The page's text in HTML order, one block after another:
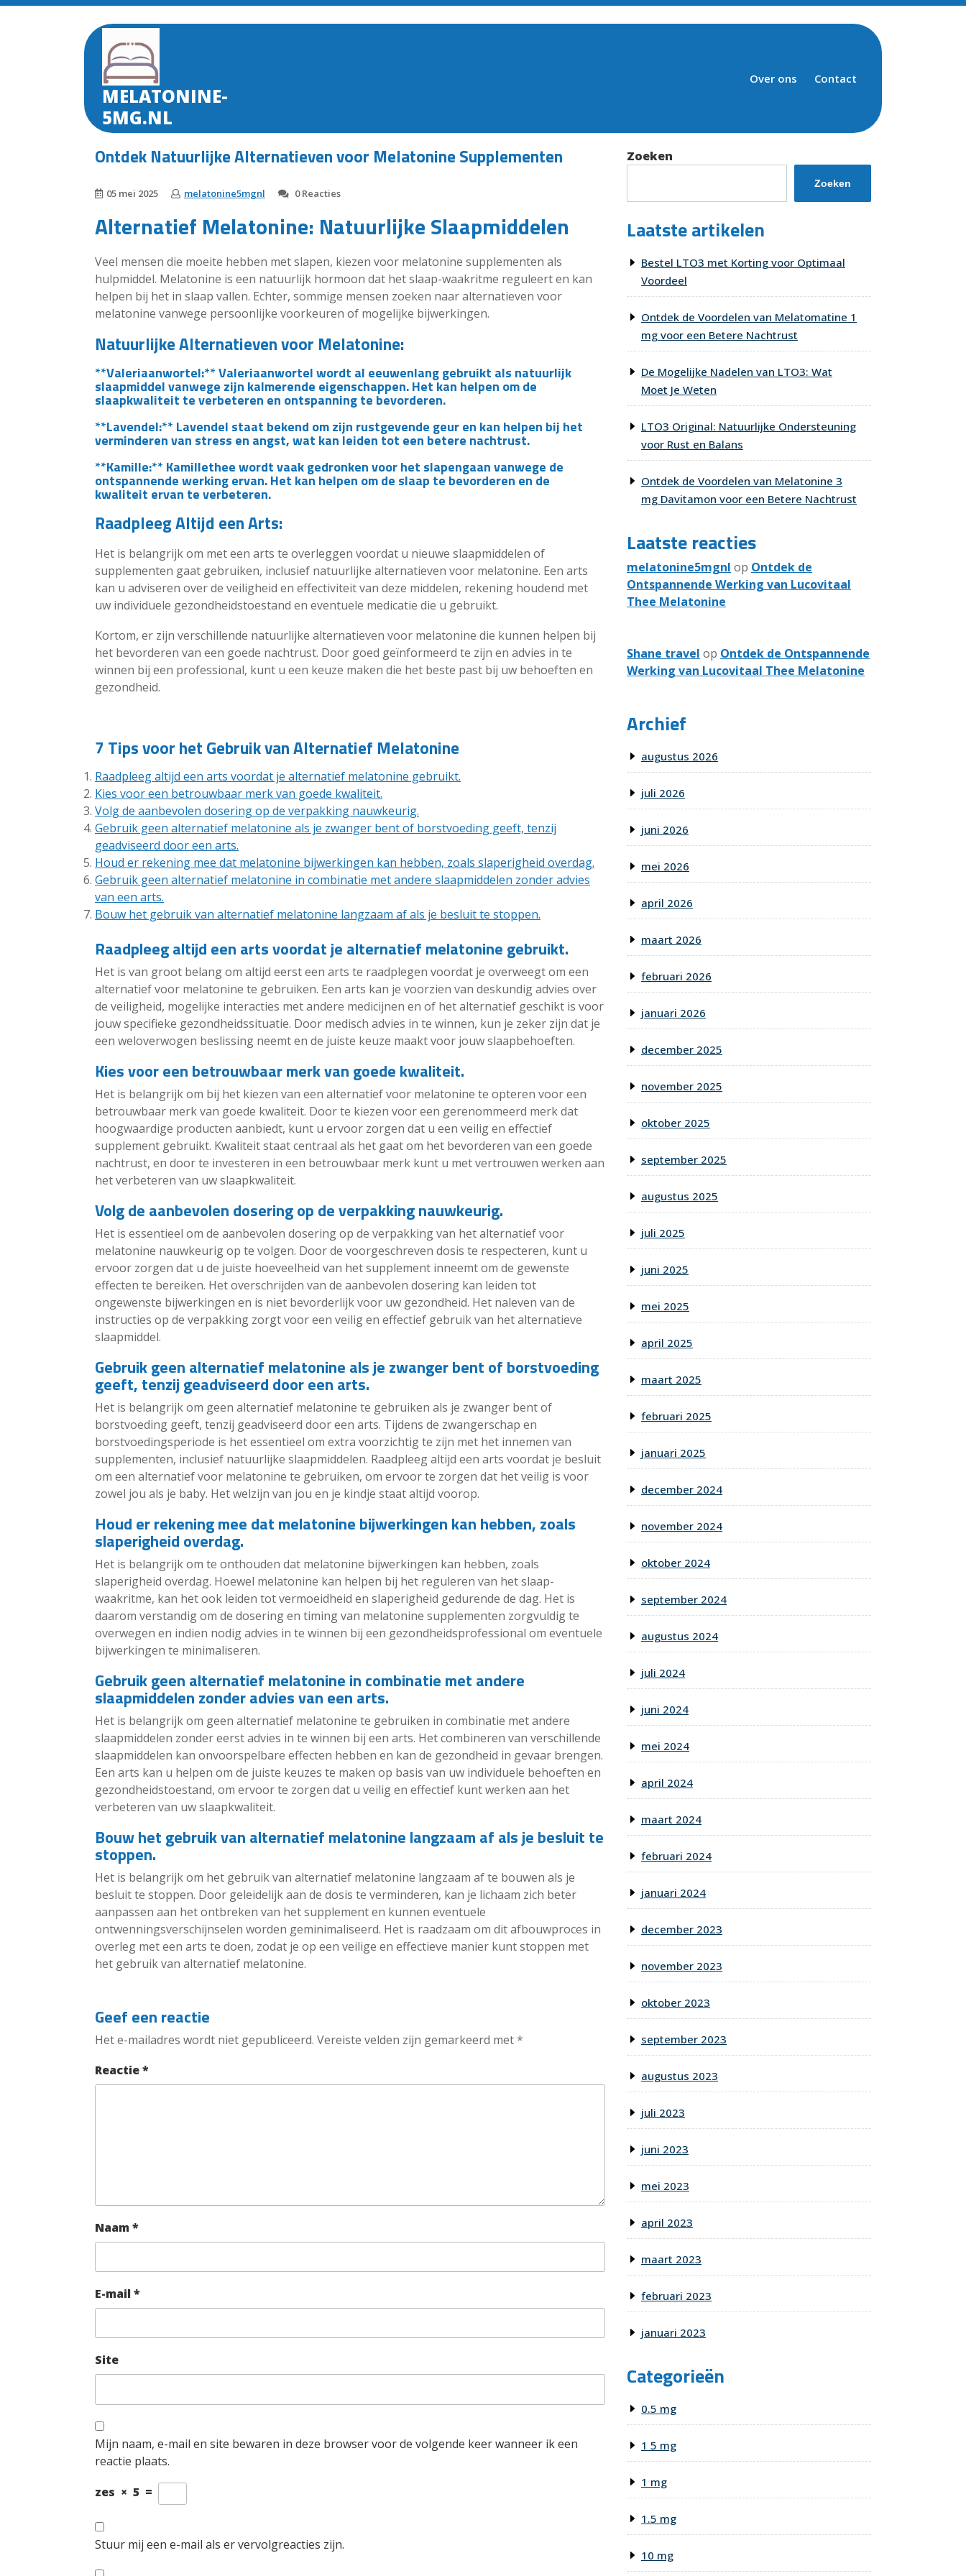
Skip
MELATONINE-
5MG.NL
Over ons Contact
Ontdek Natuurlijke Alternatieven voor Melatonine Supplementen
05 mei 2025 melatonine5mgnl 0 Reacties
Alternatief Melatonine: Natuurlijke Slaapmiddelen
Veel mensen die moeite hebben met slapen, kiezen voor melatonine supplementen als
hulpmiddel. Melatonine is een natuurlijk hormoon dat het slaap-waakritme reguleert en kan
helpen bij het in slaap vallen. Echter, sommige mensen zoeken naar alternatieven voor
melatonine vanwege persoonlijke voorkeuren of mogelijke bijwerkingen.
Natuurlijke Alternatieven voor Melatonine:
**Valeriaanwortel:** Valeriaanwortel wordt al eeuwenlang gebruikt als natuurlijk
slaapmiddel vanwege zijn kalmerende eigenschappen. Het kan helpen om de
slaapkwaliteit te verbeteren en ontspanning te bevorderen.
**Lavendel:** Lavendel staat bekend om zijn rustgevende geur en kan helpen bij het
verminderen van stress en angst, wat kan leiden tot een betere nachtrust.
**Kamille:** Kamillethee wordt vaak gedronken voor het slapengaan vanwege de
ontspannende werking ervan. Het kan helpen om de slaap te bevorderen en de
kwaliteit ervan te verbeteren.
Raadpleeg Altijd een Arts:
Het is belangrijk om met een arts te overleggen voordat u nieuwe slaapmiddelen of
supplementen gaat gebruiken, inclusief natuurlijke alternatieven voor melatonine. Een arts
kan u adviseren over de veiligheid en effectiviteit van deze middelen, rekening houdend met
uw individuele gezondheidstoestand en eventuele medicatie die u gebruikt.
Kortom, er zijn verschillende natuurlijke alternatieven voor melatonine die kunnen helpen bij
het bevorderen van een goede nachtrust. Door goed geïnformeerd te zijn en advies in te
winnen bij een professional, kunt u een keuze maken die het beste past bij uw behoeften en
gezondheid.
7 Tips voor het Gebruik van Alternatief Melatonine
Raadpleeg altijd een arts voordat je alternatief melatonine gebruikt.
Kies voor een betrouwbaar merk van goede kwaliteit.
Volg de aanbevolen dosering op de verpakking nauwkeurig.
Gebruik geen alternatief melatonine als je zwanger bent of borstvoeding geeft, tenzij
geadviseerd door een arts.
Houd er rekening mee dat melatonine bijwerkingen kan hebben, zoals slaperigheid overdag.
Gebruik geen alternatief melatonine in combinatie met andere slaapmiddelen zonder advies
van een arts.
Bouw het gebruik van alternatief melatonine langzaam af als je besluit te stoppen.
Raadpleeg altijd een arts voordat je alternatief melatonine gebruikt.
Het is van groot belang om altijd eerst een arts te raadplegen voordat je overweegt om een
alternatief voor melatonine te gebruiken. Een arts kan je voorzien van deskundig advies over
de veiligheid, mogelijke interacties met andere medicijnen en of het alternatief geschikt is voor
jouw specifieke gezondheidssituatie. Door medisch advies in te winnen, kun je zeker zijn dat je
een weloverwogen beslissing neemt en de juiste keuze maakt voor jouw slaapbehoeften.
Kies voor een betrouwbaar merk van goede kwaliteit.
Het is belangrijk om bij het kiezen van een alternatief voor melatonine te opteren voor een
betrouwbaar merk van goede kwaliteit. Door te kiezen voor een gerenommeerd merk dat
hoogwaardige producten aanbiedt, kunt u ervoor zorgen dat u een veilig en effectief
supplement gebruikt. Kwaliteit staat centraal als het gaat om het bevorderen van een goede
nachtrust, en door te investeren in een betrouwbaar merk kunt u met vertrouwen werken aan
het verbeteren van uw slaapkwaliteit.
Volg de aanbevolen dosering op de verpakking nauwkeurig.
Het is essentieel om de aanbevolen dosering op de verpakking van het alternatief voor
melatonine nauwkeurig op te volgen. Door de voorgeschreven dosis te respecteren, kunt u
ervoor zorgen dat u de juiste hoeveelheid van het supplement inneemt om de gewenste
effecten te bereiken. Het overschrijden van de aanbevolen dosering kan leiden tot
ongewenste bijwerkingen en is niet bevorderlijk voor uw gezondheid. Het naleven van de
instructies op de verpakking zorgt voor een veilig en effectief gebruik van het alternatieve
slaapmiddel.
Gebruik geen alternatief melatonine als je zwanger bent of borstvoeding
geeft, tenzij geadviseerd door een arts.
Het is belangrijk om geen alternatief melatonine te gebruiken als je zwanger bent of
borstvoeding geeft, tenzij geadviseerd door een arts. Tijdens de zwangerschap en
borstvoedingsperiode is het essentieel om extra voorzichtig te zijn met het innemen van
supplementen, inclusief natuurlijke slaapmiddelen. Raadpleeg altijd een arts voordat je besluit
om een alternatief voor melatonine te gebruiken, om ervoor te zorgen dat het veilig is voor
zowel jou als je baby. Het welzijn van jou en je kindje staat altijd voorop.
Houd er rekening mee dat melatonine bijwerkingen kan hebben, zoals
slaperigheid overdag.
Het is belangrijk om te onthouden dat melatonine bijwerkingen kan hebben, zoals
slaperigheid overdag. Hoewel melatonine kan helpen bij het reguleren van het slaap-
waakritme, kan het ook leiden tot vermoeidheid en slaperigheid gedurende de dag. Het is
daarom verstandig om de dosering en timing van melatonine supplementen zorgvuldig te
overwegen en indien nodig advies in te winnen bij een gezondheidsprofessional om eventuele
bijwerkingen te minimaliseren.
Gebruik geen alternatief melatonine in combinatie met andere
slaapmiddelen zonder advies van een arts.
Het is belangrijk om geen alternatief melatonine te gebruiken in combinatie met andere
slaapmiddelen zonder eerst advies in te winnen bij een arts. Het combineren van verschillende
slaapmiddelen kan onvoorspelbare effecten hebben en kan de gezondheid in gevaar brengen.
Een arts kan u helpen om de juiste keuzes te maken op basis van uw individuele behoeften en
gezondheidstoestand, om ervoor te zorgen dat u veilig en effectief kunt werken aan het
verbeteren van uw slaapkwaliteit.
Bouw het gebruik van alternatief melatonine langzaam af als je besluit te
stoppen.
Het is belangrijk om het gebruik van alternatief melatonine langzaam af te bouwen als je
besluit te stoppen. Door geleidelijk aan de dosis te verminderen, kan je lichaam zich beter
aanpassen aan het ontbreken van het supplement en kunnen eventuele
ontwenningsverschijnselen worden geminimaliseerd. Het is raadzaam om dit afbouwproces in
overleg met een arts te doen, zodat je op een veilige en effectieve manier kunt stoppen met
het gebruik van alternatief melatonine.
Geef een reactie
Het e-mailadres wordt niet gepubliceerd. Vereiste velden zijn gemarkeerd met*
Reactie*
Naam *
E-mail *
Site
Mijn naam, e-mail en site bewaren in deze browser voor de volgende keer wanneer ik een
reactie plaats.
zes × 5 =
Stuur mij een e-mail als er vervolgreacties zijn.
Zoeken
Zoeken
Laatste artikelen
Bestel LTO3 met Korting voor Optimaal
Voordeel
Ontdek de Voordelen van Melatomatine 1
mg voor een Betere Nachtrust
De Mogelijke Nadelen van LTO3: Wat
Moet Je Weten
LTO3 Original: Natuurlijke Ondersteuning
voor Rust en Balans
Ontdek de Voordelen van Melatonine 3
mg Davitamon voor een Betere Nachtrust
Laatste reacties
melatonine5mgnl op Ontdek de
Ontspannende Werking van Lucovitaal
Thee Melatonine
Shane travel op Ontdek de Ontspannende
Werking van Lucovitaal Thee Melatonine
Archief
augustus 2026
juli 2026
juni 2026
mei 2026
april 2026
maart 2026
februari 2026
januari 2026
december 2025
november 2025
oktober 2025
september 2025
augustus 2025
juli 2025
juni 2025
mei 2025
april 2025
maart 2025
februari 2025
januari 2025
december 2024
november 2024
oktober 2024
september 2024
augustus 2024
juli 2024
juni 2024
mei 2024
april 2024
maart 2024
februari 2024
januari 2024
december 2023
november 2023
oktober 2023
september 2023
augustus 2023
juli 2023
juni 2023
mei 2023
april 2023
maart 2023
februari 2023
januari 2023
Categorieën
0.5 mg
1 5 mg
1 mg
1.5 mg
10 mg